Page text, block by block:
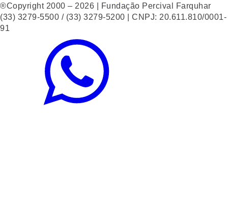
®Copyright 2000 – 2026 | Fundação Percival Farquhar
(33) 3279-5500 / (33) 3279-5200 | CNPJ: 20.611.810/0001-
91